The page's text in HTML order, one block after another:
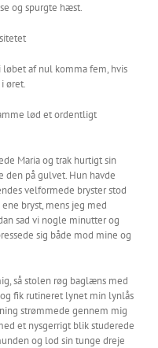
og spurgte hæst.
løbet af nul komma fem, hvis
øret.
lød et ordentligt
Maria og trak hurtigt sin
den på gulvet. Hun havde
velformede bryster stod
bryst, mens jeg med
sad vi nogle minutter og
sig både mod mine og
så stolen røg baglæns med
fik rutineret lynet min lynlås
strømmede gennem mig
et nysgerrigt blik studerede
og lod sin tunge dreje